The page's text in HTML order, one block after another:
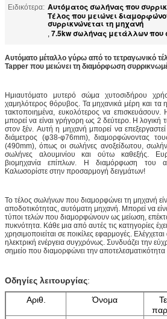
Ειδικότερα: Αυτόματος σωλήνας που
Τέλος που μειώνει
συρρικνώνεται τη μηχανή
, 7.5kw σωλήνας μετάλλων που
Αυτόματο μέταλλο γύρω από το τετραγωνικό
Tapper που μειώνει τη διαμόρφωση
Ημιαυτόματο μυτερό σώμα χυτοσιδήρου
χαμηλότερος θόρυβος. Τα μηχανικά μέρη και τα
τακτοποιημένα, ευκολότερος να
μπορεί να είναι γρήγορη ως 2 δεύτερο. Η λογική
στον ξέν. Αυτή η μηχανή μπορεί να
διάμετρος (φ38-φ76mm), διαμορφώνοντας
(490mm), όπως οι σωλήνες ανοξείδωτου,
σωλήνες αλουμινίου και ούτω καθεξής.
βιομηχανία επίπλων. Η διαμόρφωση του
Καλωσορίστε στην προσαρμογή δειγμάτων!
Το τέλος σωλήνων που διαμορφώνει τη μηχανή
αποδοτικότητας, αυτόματη μηχανή. Μπορεί να
τύποι τελών που διαμορφώνουν ως μείωση,
πυκνότητα. Κάθε μια από αυτές τις κατηγορίες έχει
χρησιμοποιείται σε ποικίλες εφαρμογές.
ηλεκτρική ενέργεια συγχρόνως. Συνδυάζει την
σημείο που διαμορφώνει την
Οδηγίες λειτουργίας:
Αριθ.
Όνομα